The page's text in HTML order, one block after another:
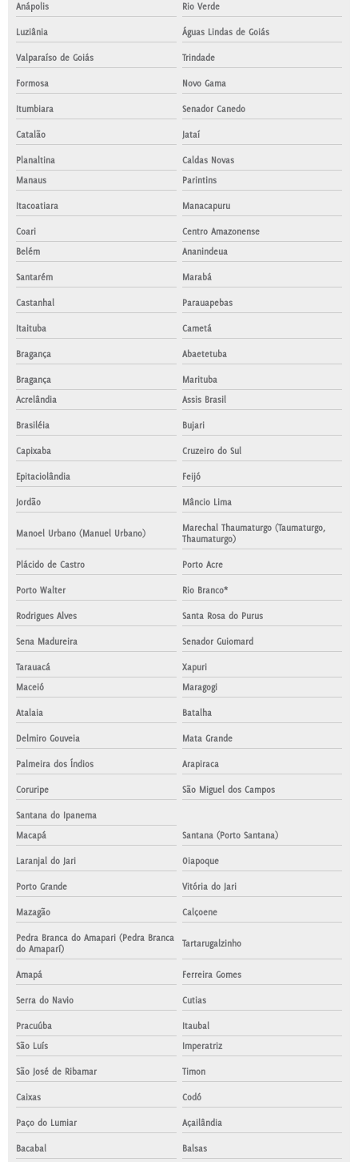
Anápolis Rio Verde
Luziânia Águas Lindas de Goiás
Valparaíso de Goiás Trindade
Formosa Novo Gama
Itumbiara Senador Canedo
Catalão Jataí
Planaltina
Caldas Novas
Manaus
Parintins
Itacoatiara Manacapuru
Coari
Centro Amazonense
Belém
Ananindeua
Santarém Marabá
Castanhal Parauapebas
Itaituba Cametá
Bragança Abaetetuba
Bragança
Marituba
Acrelândia
Assis Brasil
Brasiléia Bujari
Capixaba Cruzeiro do Sul
Epitaciolândia Feijó
Jordão Mâncio Lima
Manoel Urbano (Manuel Urbano)
Marechal Thaumaturgo (Taumaturgo,
Thaumaturgo)
Plácido de Castro Porto Acre
Porto Walter Rio Branco*
Rodrigues Alves Santa Rosa do Purus
Sena Madureira Senador Guiomard
Tarauacá
Xapuri
Maceió
Maragogi
Atalaia Batalha
Delmiro Gouveia Mata Grande
Palmeira dos Índios Arapiraca
Coruripe São Miguel dos Campos
Santana do Ipanema
Macapá
Santana (Porto Santana)
Laranjal do Jari Oiapoque
Porto Grande Vitória do Jari
Mazagão Calçoene
Pedra Branca do Amapari (Pedra Branca
do Amaparí)
Tartarugalzinho
Amapá Ferreira Gomes
Serra do Navio Cutias
Pracuúba
Itaubal
São Luís
Imperatriz
São José de Ribamar Timon
Caixas Codó
Paço do Lumiar Açailândia
Bacabal Balsas